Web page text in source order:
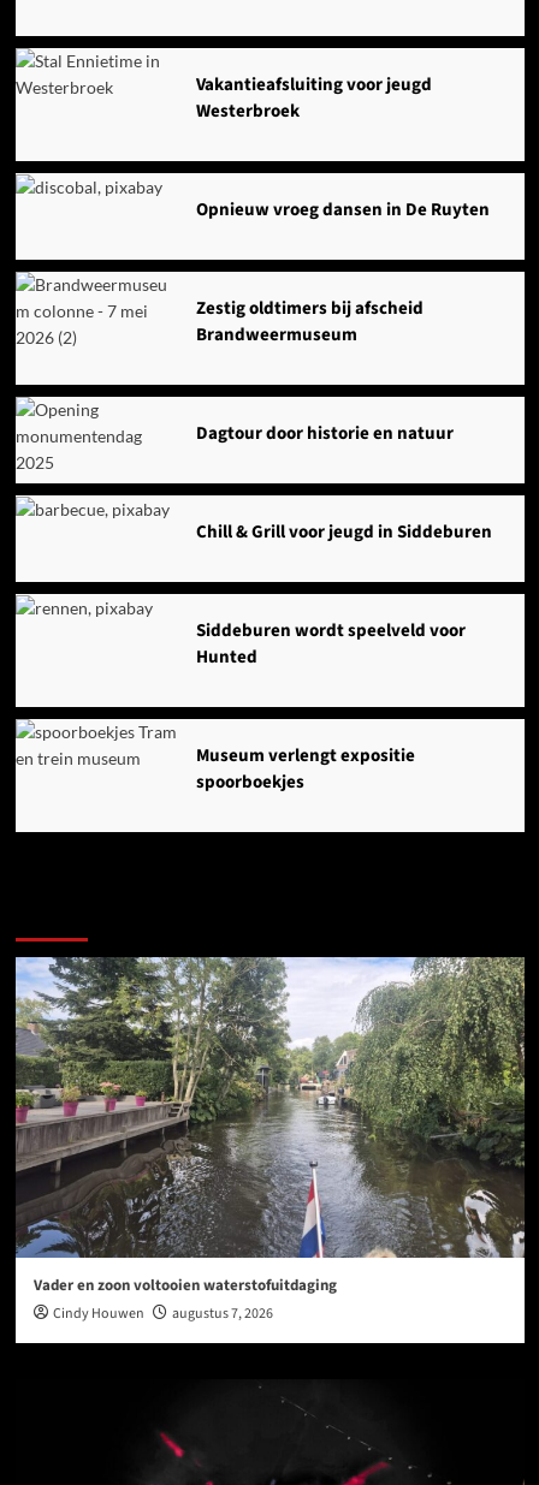
Vakantieafsluiting voor jeugd
Westerbroek
Opnieuw vroeg dansen in De Ruyten
Zestig oldtimers bij afscheid
Brandweermuseum
Dagtour door historie en natuur
Chill & Grill voor jeugd in Siddeburen
Siddeburen wordt speelveld voor
Hunted
Museum verlengt expositie
spoorboekjes
Vader en zoon voltooien waterstofuitdaging
Cindy Houwen augustus 7, 2026